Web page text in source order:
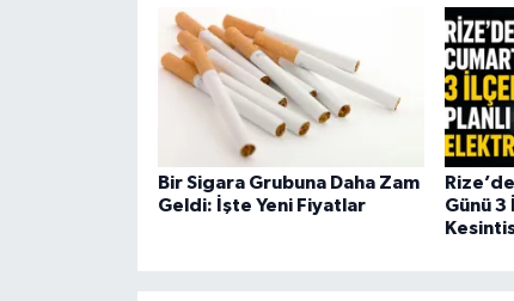
Bir Sigara Grubuna Daha Zam
Geldi: İşte Yeni Fiyatlar
Günü 3